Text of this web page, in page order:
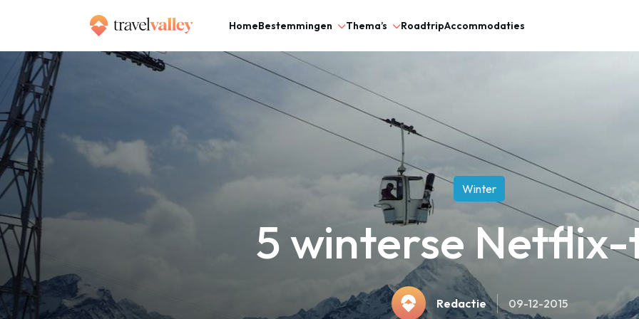
HomeBestemmingen Thema’s RoadtripAccommodaties
5 winterse Netflix-tips
Winter
5 winterse
Redactie 09-12-2015